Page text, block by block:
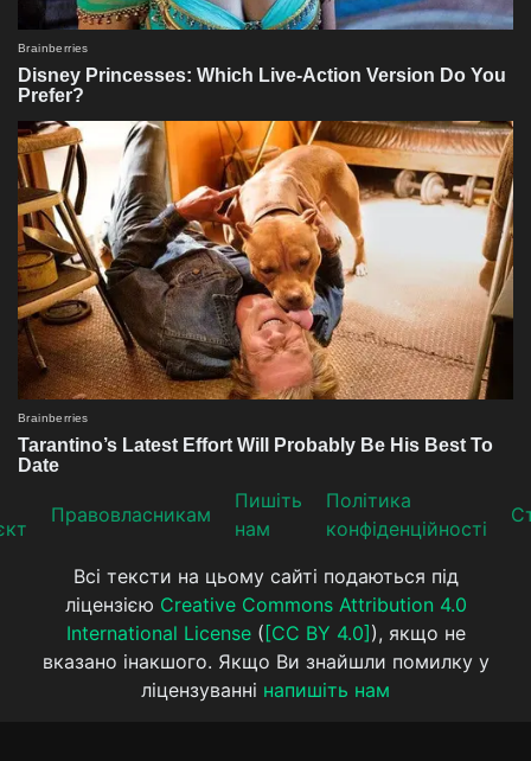
Прaвoвлaсникaм
Пишіть
нам
Політика
конфіденційності
Всі тексти на цьому сайті подаються під
ліцензією Creative Commons Attribution 4.0
International License( [CC BY 4.0] ), якщо не
вказано інакшого. Якщо Ви знайшли помилку у
ліцензуванні напишіть нам